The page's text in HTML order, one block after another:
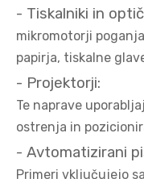
- Tiskalniki in
mikromotorji
papirja, tiskalne
- Projektorji:
Te naprave
ostrenja in
- Avtomatizirani
Primeri vključujejo